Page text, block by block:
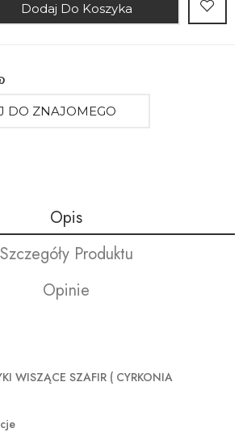
Dodaj Do Koszyka
DO ZNAJOMEGO
Opis
Szczegóły Produktu
Opinie
WISZĄCE SZAFIR ( CYRKONIA